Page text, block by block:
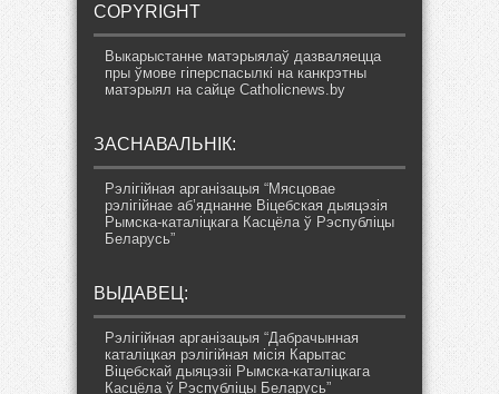
COPYRIGHT
Выкарыстанне матэрыялаў дазваляецца
пры ўмове гіперспасылкі на канкрэтны
матэрыял на сайце Catholicnews.by
ЗАСНАВАЛЬНІК:
Рэлігійная арганізацыя “Мясцовае
рэлігійнае аб’яднанне Віцебская дыяцэзія
Рымска-каталіцкага Касцёла ў Рэспубліцы
Беларусь”
ВЫДАВЕЦ:
Рэлігійная арганізацыя “Дабрачынная
каталіцкая рэлігійная місія Карытас
Віцебскай дыяцэзіі Рымска-каталіцкага
Касцёла ў Рэспубліцы Беларусь”